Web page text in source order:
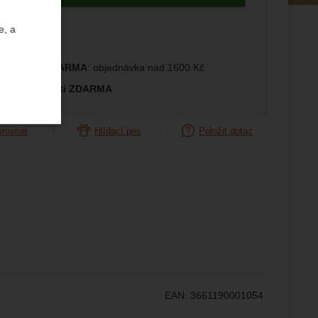
a
a
si
ČR ZDARMA: objednávka nad 1600 Kč
velikosti ZDARMA
Hlídací pes Položit dotaz
EAN: 3661190001054